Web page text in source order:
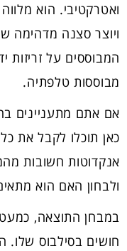
ואטרקטיבי. הוא
ויוצר סצנה מדהימה
המבוססים על זריזות
מבוססות טלפתיה.
אם אתם מתעניינים
כאן תוכלו לקבל את
אנקדוטות חשובות
ולבחון האם הוא
במבחן התוצאה,
חושים בסילבוס שלו.